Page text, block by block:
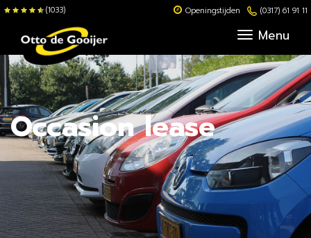
(1033) Openingstijden (0317) 61 91 11
Menu
Occasion lease